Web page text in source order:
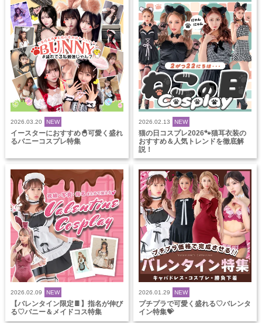
2026.03.20 NEW
イースターにおすすめ🐣可愛く盛れ
るバニーコスプレ特集
2026.02.13 NEW
猫の日コスプレ2026🐾猫耳衣装の
おすすめ＆人気トレンドを徹底解
説！
2026.02.09 NEW
【バレンタイン限定🍫】指名が伸び
る♡バニー＆メイドコス特集
2026.01.29 NEW
プチプラで可愛く盛れる♡バレンタ
イン特集💝